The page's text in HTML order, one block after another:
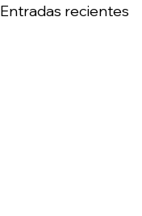
Entradas recientes